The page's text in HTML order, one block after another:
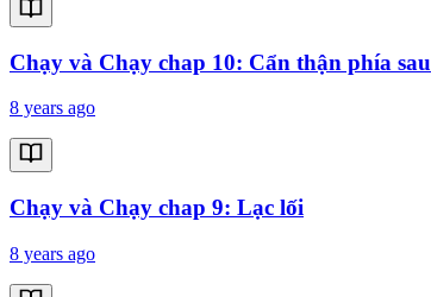
Chạy và Chạy chap 10: Cẩn thận phía sau
8 years ago
Chạy và Chạy chap 9: Lạc lối
8 years ago